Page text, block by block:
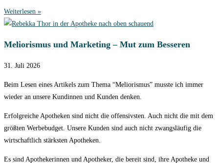
Weiterlesen »
Meliorismus und Marketing – Mut zum Besseren
31. Juli 2026
Beim Lesen eines Artikels zum Thema “Meliorismus” musste ich immer
wieder an unsere Kundinnen und Kunden denken.
Erfolgreiche Apotheken sind nicht die offensivsten. Auch nicht die mit dem
größten Werbebudget. Unsere Kunden sind auch nicht zwangsläufig die
wirtschaftlich stärksten Apotheken.
Es sind Apothekerinnen und Apotheker, die bereit sind, ihre Apotheke und